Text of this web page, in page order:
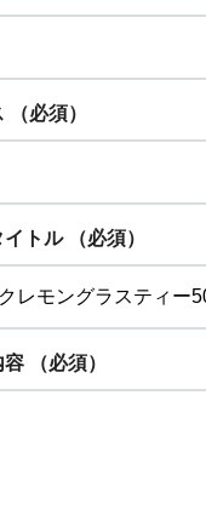
（必須）
イトル （必須）
容 （必須）